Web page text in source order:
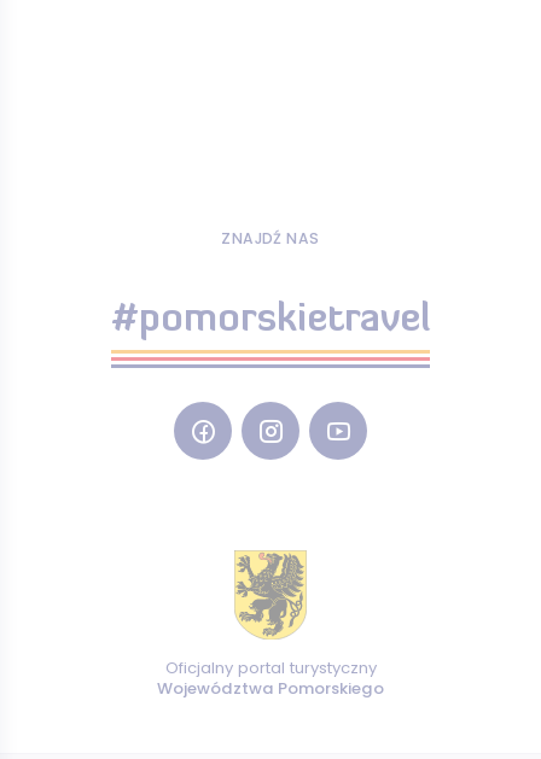
ZNAJDŹ NAS
#pomorskietravel
Oficjalny portal turystyczny
Województwa Pomorskiego